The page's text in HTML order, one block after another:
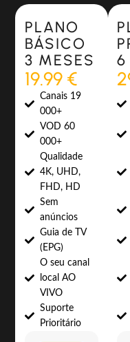
Most Popular
PLANO
BÁSICO
3 MESES
19.99 €
Canais 19
000+
VOD 60
000+
Qualidade
4K, UHD,
FHD, HD
Sem
anúncios
Guia de TV
(EPG)
O seu canal
local AO
VIVO
Suporte
Prioritário
6